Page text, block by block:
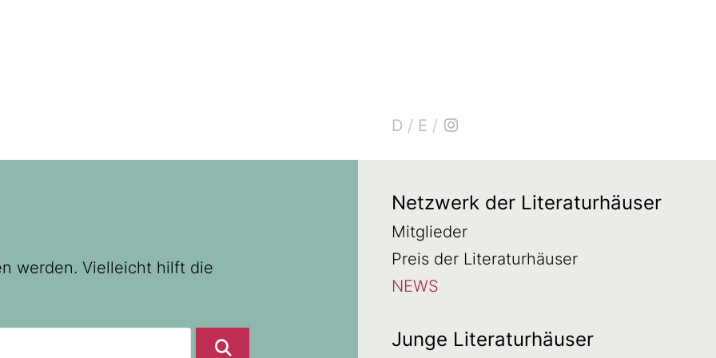
werden. Vielleicht hilft die
D / E /
Netzwerk der Literaturhäuser
Mitglieder
Preis der Literaturhäuser
NEWS
Junge Literaturhäuser